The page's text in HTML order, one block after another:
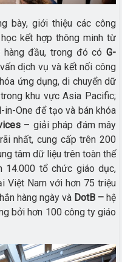
bày, giới thiệu các công
kết hợp thông minh từ
đầu, trong đó có G-
dịch vụ và kết nối công
ứng dụng, di chuyển dữ
khu vực Asia Pacific;
in-One để tạo và bán khóa
– giải pháp đám mây
nhất, cung cấp trên 200
tâm dữ liệu trên toàn thế
tổ chức giáo dục,
Việt Nam với hơn 75 triệu
hàng ngày và DotB – hệ
bởi hơn 100 công ty giáo